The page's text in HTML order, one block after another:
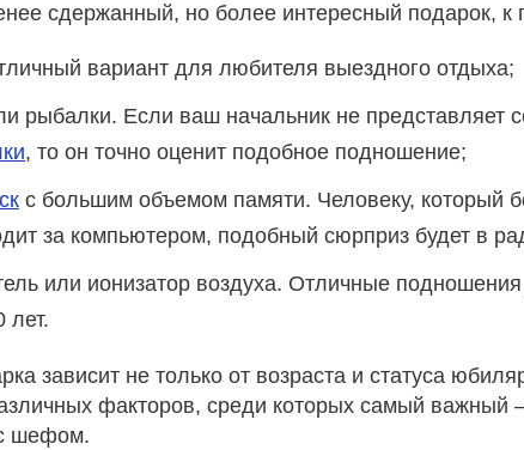
сдержанный, но более интересный подарок, к
вариант для любителя выездного отдыха;
рыбалки. Если ваш начальник не представляет
, то он точно оценит подобное подношение;
с большим объемом памяти. Человеку, который
за компьютером, подобный сюрприз будет в
или ионизатор воздуха. Отличные
лет.
зависит не только от возраста и статуса
факторов, среди которых самый важный
шефом.